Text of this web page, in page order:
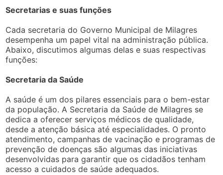
Secretarias e suas funções
Cada secretaria do Governo Municipal de Milagres
desempenha um papel vital na administração pública.
Abaixo, discutimos algumas delas e suas respectivas
funções:
Secretaria da Saúde
A saúde é um dos pilares essenciais para o bem-estar
da população. A Secretaria da Saúde de Milagres se
dedica a oferecer serviços médicos de qualidade,
desde a atenção básica até especialidades. O pronto
atendimento, campanhas de vacinação e programas de
prevenção de doenças são algumas das iniciativas
desenvolvidas para garantir que os cidadãos tenham
acesso a cuidados de saúde adequados.